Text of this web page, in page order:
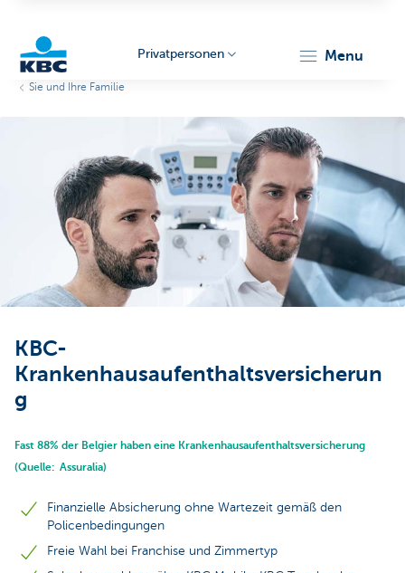
Privatpersonen menu
Sie und Ihre Familie
KBC-
Krankenhausaufenthaltsversicherun
g
Fast 88% der Belgier haben eine Krankenhausaufenthaltsversicherung
(Quelle: Assuralia)
Finanzielle Absicherung ohne Wartezeit gemäß den
Policenbedingungen
Freie Wahl bei Franchise und Zimmertyp